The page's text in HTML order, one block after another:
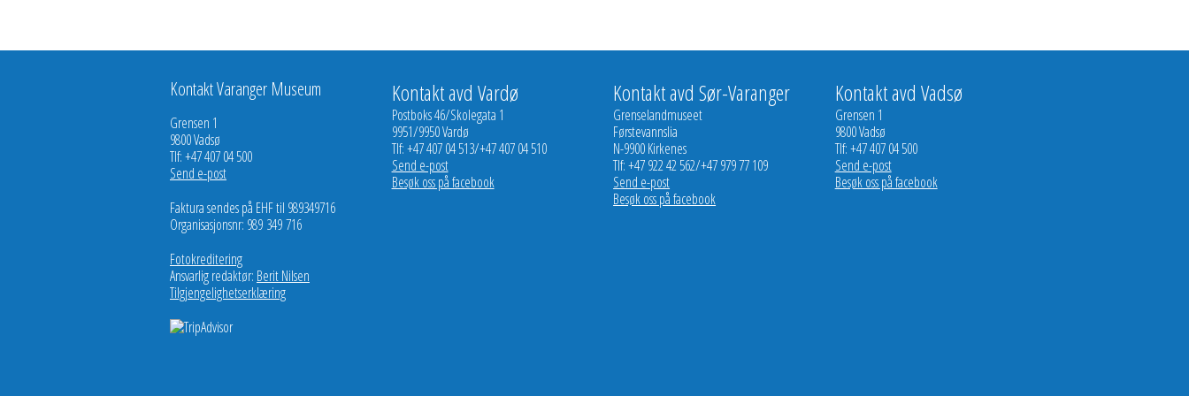
Kontakt Varanger Museum
Grensen 1
9800 Vadsø
Tlf: +47 407 04 500
Send e-post
Faktura sendes på EHF til 989349716
Organisasjonsnr: 989 349 716
Fotokreditering
Ansvarlig redaktør: Berit Nilsen
Tilgjengelighetserklæring
Kontakt avd Vardø
Postboks 46/Skolegata 1
9951/9950 Vardø
Tlf: +47 407 04 513/+47 407 04 510
Send e-post
Besøk oss på facebook
Kontakt avd Sør-Varanger
Grenselandmuseet
Førstevannslia
N-9900 Kirkenes
Tlf: +47 922 42 562/+47 979 77 109
Send e-post
Besøk oss på facebook
Kontakt avd Vadsø
Grensen 1
9800 Vadsø
Tlf: +47 407 04 500
Send e-post
Besøk oss på facebook